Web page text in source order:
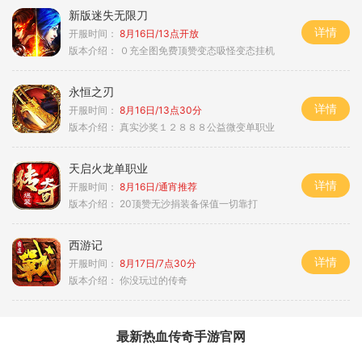
新版迷失无限刀
开服时间： 8月16日/13点开放
版本介绍：
０充全图免费顶赞变态吸怪变态挂机
详情
永恒之刃
开服时间： 8月16日/13点30分
版本介绍： 真实沙奖１２８８８公益微变单职业
详情
天启火龙单职业
开服时间： 8月16日/通宵推荐
版本介绍： 20顶赞无沙捐装备保值一切靠打
详情
西游记
开服时间： 8月17日/7点30分
版本介绍： 你没玩过的传奇
详情
最新热血传奇手游官网